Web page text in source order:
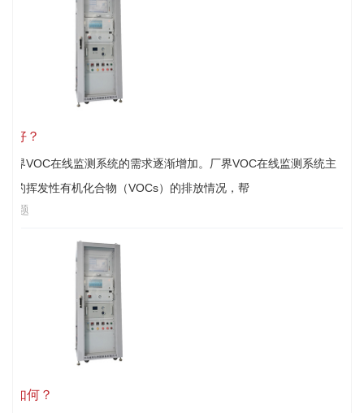
好？
界VOC在线监测系统的需求逐渐增加。厂界VOC在线监测系统主
的挥发性有机化合物（VOCs）的排放情况，帮
问题
如何？